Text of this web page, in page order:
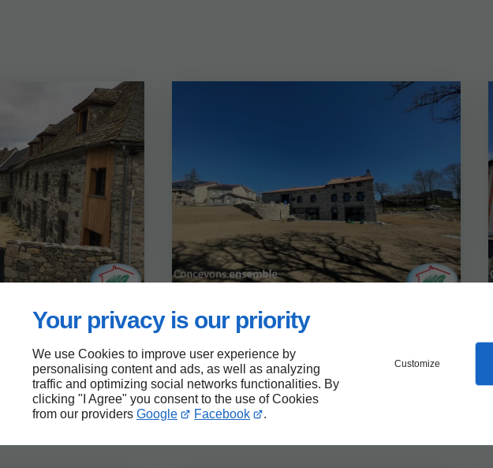
Your privacy is our priority
We use Cookies to improve user experience by
personalising content and ads, as well as analyzing
traffic and optimizing social networks functionalities. By
clicking "I Agree" you consent to the use of Cookies
from our providers Google Facebook .
Customize
batisse
MARIE
Rénovation d'un corps de ferme
15 100 SAINT GEORGES